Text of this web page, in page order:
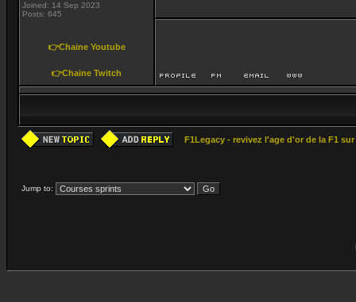
Joined: 14 Sep 2023
Posts: 645
👉Chaine Youtube
👉Chaine Twitch
F1Legacy - revivez l'age d'or de la F1
Jump to: